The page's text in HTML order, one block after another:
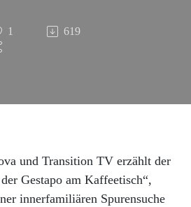
Kintzel und
1 619
und Transition TV erzählt der
Gestapo am Kaffeetisch“,
innerfamiliären Spurensuche